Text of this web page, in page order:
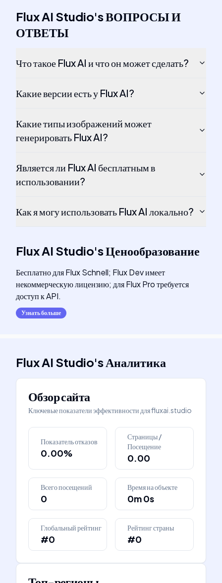
Flux AI Studio'sВОПРОСЫ И
ОТВЕТЫ
Что такое Flux AI и что он может сделать?
Какие версии есть у Flux AI?
Какие типы изображений может
генерировать Flux AI?
Является ли Flux AI бесплатным в
использовании?
Как я могу использовать Flux AI локально?
Flux AI Studio'sЦенообразование
Бесплатно для Flux Schnell; Flux Dev имеет
некоммерческую лицензию; для Flux Pro требуется
доступ к API.
Узнать больше
Flux AI Studio'sАналитика
Обзор сайта
Ключевые показатели эффективности дляfluxai.studio
Показатель отказов
0.00%
Страницы /
Посещение
0.00
Всего посещений
0
Время на объекте
0m 0s
Глобальный рейтинг
#0
Рейтинг страны
#0